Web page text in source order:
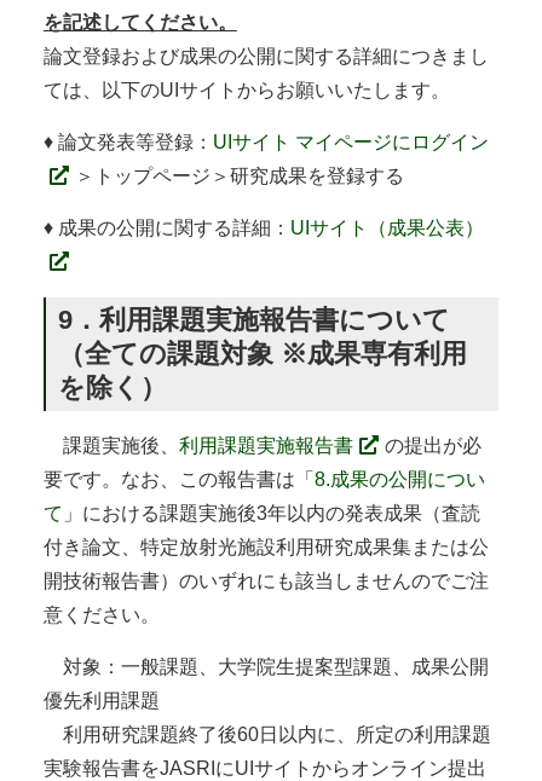
を記述してください。
論文登録および成果の公開に関する詳細につきまし
ては、以下のUIサイトからお願いいたします。
♦ 論文発表等登録： UIサイト マイページにログイン
＞トップページ＞研究成果を登録する
♦ 成果の公開に関する詳細： UIサイト（成果公表）
9．利用課題実施報告書について
（全ての課題対象 ※成果専有利用
を除く）
課題実施後、 利用課題実施報告書
の提出が必
要です。なお、この報告書は「 8.成果の公開につい
て 」における課題実施後3年以内の発表成果（査読
付き論文、特定放射光施設利用研究成果集または公
開技術報告書）のいずれにも該当しませんのでご注
意ください。
対象：一般課題、大学院生提案型課題、成果公開
優先利用課題
利用研究課題終了後60日以内に、所定の利用課題
実験報告書をJASRIにUIサイトからオンライン提出